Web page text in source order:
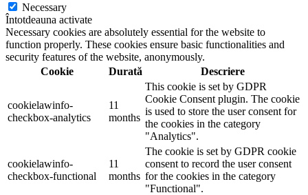
Necessary
Întotdeauna activate
Necessary cookies are absolutely essential for the website to
function properly. These cookies ensure basic functionalities and
security features of the website, anonymously.
Cookie
Durată Descriere
cookielawinfo-
checkbox-analytics
11
months
This cookie is set by GDPR
Cookie Consent plugin. The cookie
is used to store the user consent for
the cookies in the category
"Analytics".
cookielawinfo-
checkbox-functional
11
months
The cookie is set by GDPR cookie
consent to record the user consent
for the cookies in the category
"Functional".